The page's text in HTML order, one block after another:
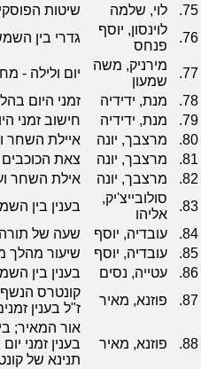
75.
לוי, שלמה שיטות
76.
לוינסון, יוסף
פנחס
גדרי בין
77.
מירניק, משה
שמעון
יום ולילה -
78.
מנת, ידידיה זמני היום
79.
מנת, ידידיה חישוב זמני
80.
מרצבך, יונה איילת השחר
81.
מרצבך, יונה צאת
82.
מרצבך, יונה אילת השחר
83.
סולובייצ'יק,
אליהו
בענין בין
84.
עובדיה, יוסף שעה של תורה
85.
עובדיה, יוסף שיעור מהלך
86.
עטייה, נסים בענין בין
87.
פוזנא, מאיר
קונטרס
ז"ל בענין
88. פוזנא, מאיר
אור המאיר;
בענין זמני
תנינא של